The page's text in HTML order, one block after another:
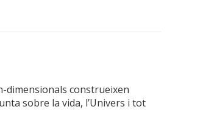
dimensionals construeixen
sobre la vida, l’Univers i tot